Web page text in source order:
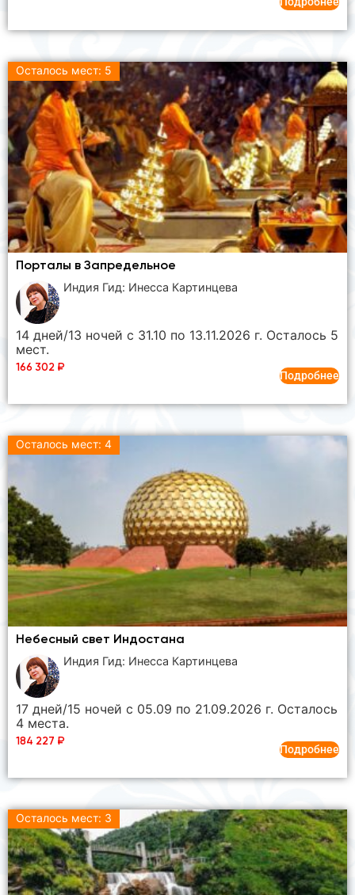
Осталось мест: 5
Порталы в Запредельное
Индия Гид: Инесса Картинцева
14 дней/13 ночей с 31.10 по 13.11.2026 г. Осталось 5
мест.
166 302 ₽
Подробнее
Осталось мест: 4
Небесный свет Индостана
Индия Гид: Инесса Картинцева
17 дней/15 ночей с 05.09 по 21.09.2026 г. Осталось
4 места.
184 227 ₽
Подробнее
Осталось мест: 3